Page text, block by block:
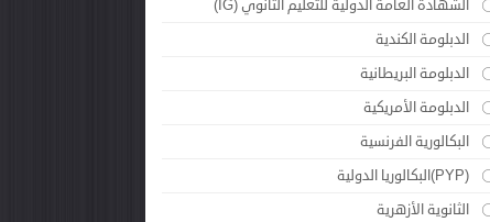
الشهادة العامة الدولية للتعليم الثانوي (IG)
الدبلومة الكندية
الدبلومة البريطانية
الدبلومة الأمريكية
البكالورية الفرنسية
(PYP)البكالوريا الدولية
الثانوية الأزهرية